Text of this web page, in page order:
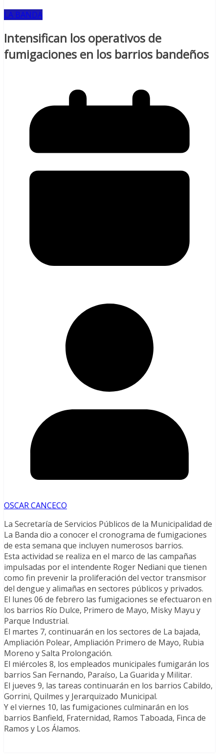
LA BANDA
Intensifican los operativos de
fumigaciones en los barrios bandeños
OSCAR CANCECO
La Secretaría de Servicios Públicos de la Municipalidad de
La Banda dio a conocer el cronograma de fumigaciones
de esta semana que incluyen numerosos barrios.
Esta actividad se realiza en el marco de las campañas
impulsadas por el intendente Roger Nediani que tienen
como fin prevenir la proliferación del vector transmisor
del dengue y alimañas en sectores públicos y privados.
El lunes 06 de febrero las fumigaciones se efectuaron en
los barrios Río Dulce, Primero de Mayo, Misky Mayu y
Parque Industrial.
El martes 7, continuarán en los sectores de La bajada,
Ampliación Polear, Ampliación Primero de Mayo, Rubia
Moreno y Salta Prolongación.
El miércoles 8, los empleados municipales fumigarán los
barrios San Fernando, Paraíso, La Guarida y Militar.
El jueves 9, las tareas continuarán en los barrios Cabildo,
Gorrini, Quilmes y Jerarquizado Municipal.
Y el viernes 10, las fumigaciones culminarán en los
barrios Banfield, Fraternidad, Ramos Taboada, Finca de
Ramos y Los Álamos.